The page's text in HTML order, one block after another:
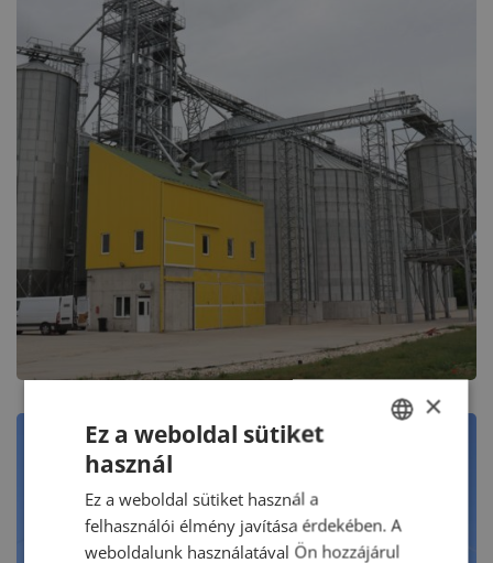
ROMANIAN
×
Ez a weboldal sütiket
használ
Ez a weboldal sütiket használ a
felhasználói élmény javítása érdekében. A
weboldalunk használatával Ön hozzájárul